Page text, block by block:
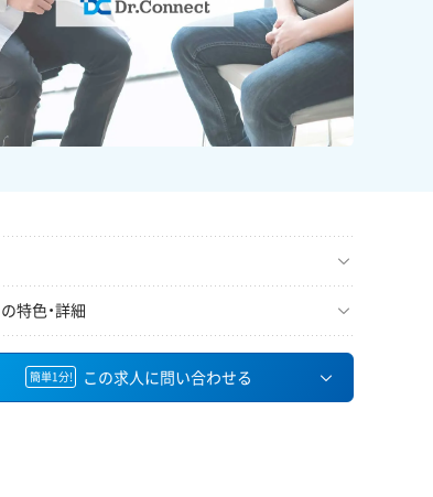
特色・詳細
簡単1分! この求人に問い合わせる